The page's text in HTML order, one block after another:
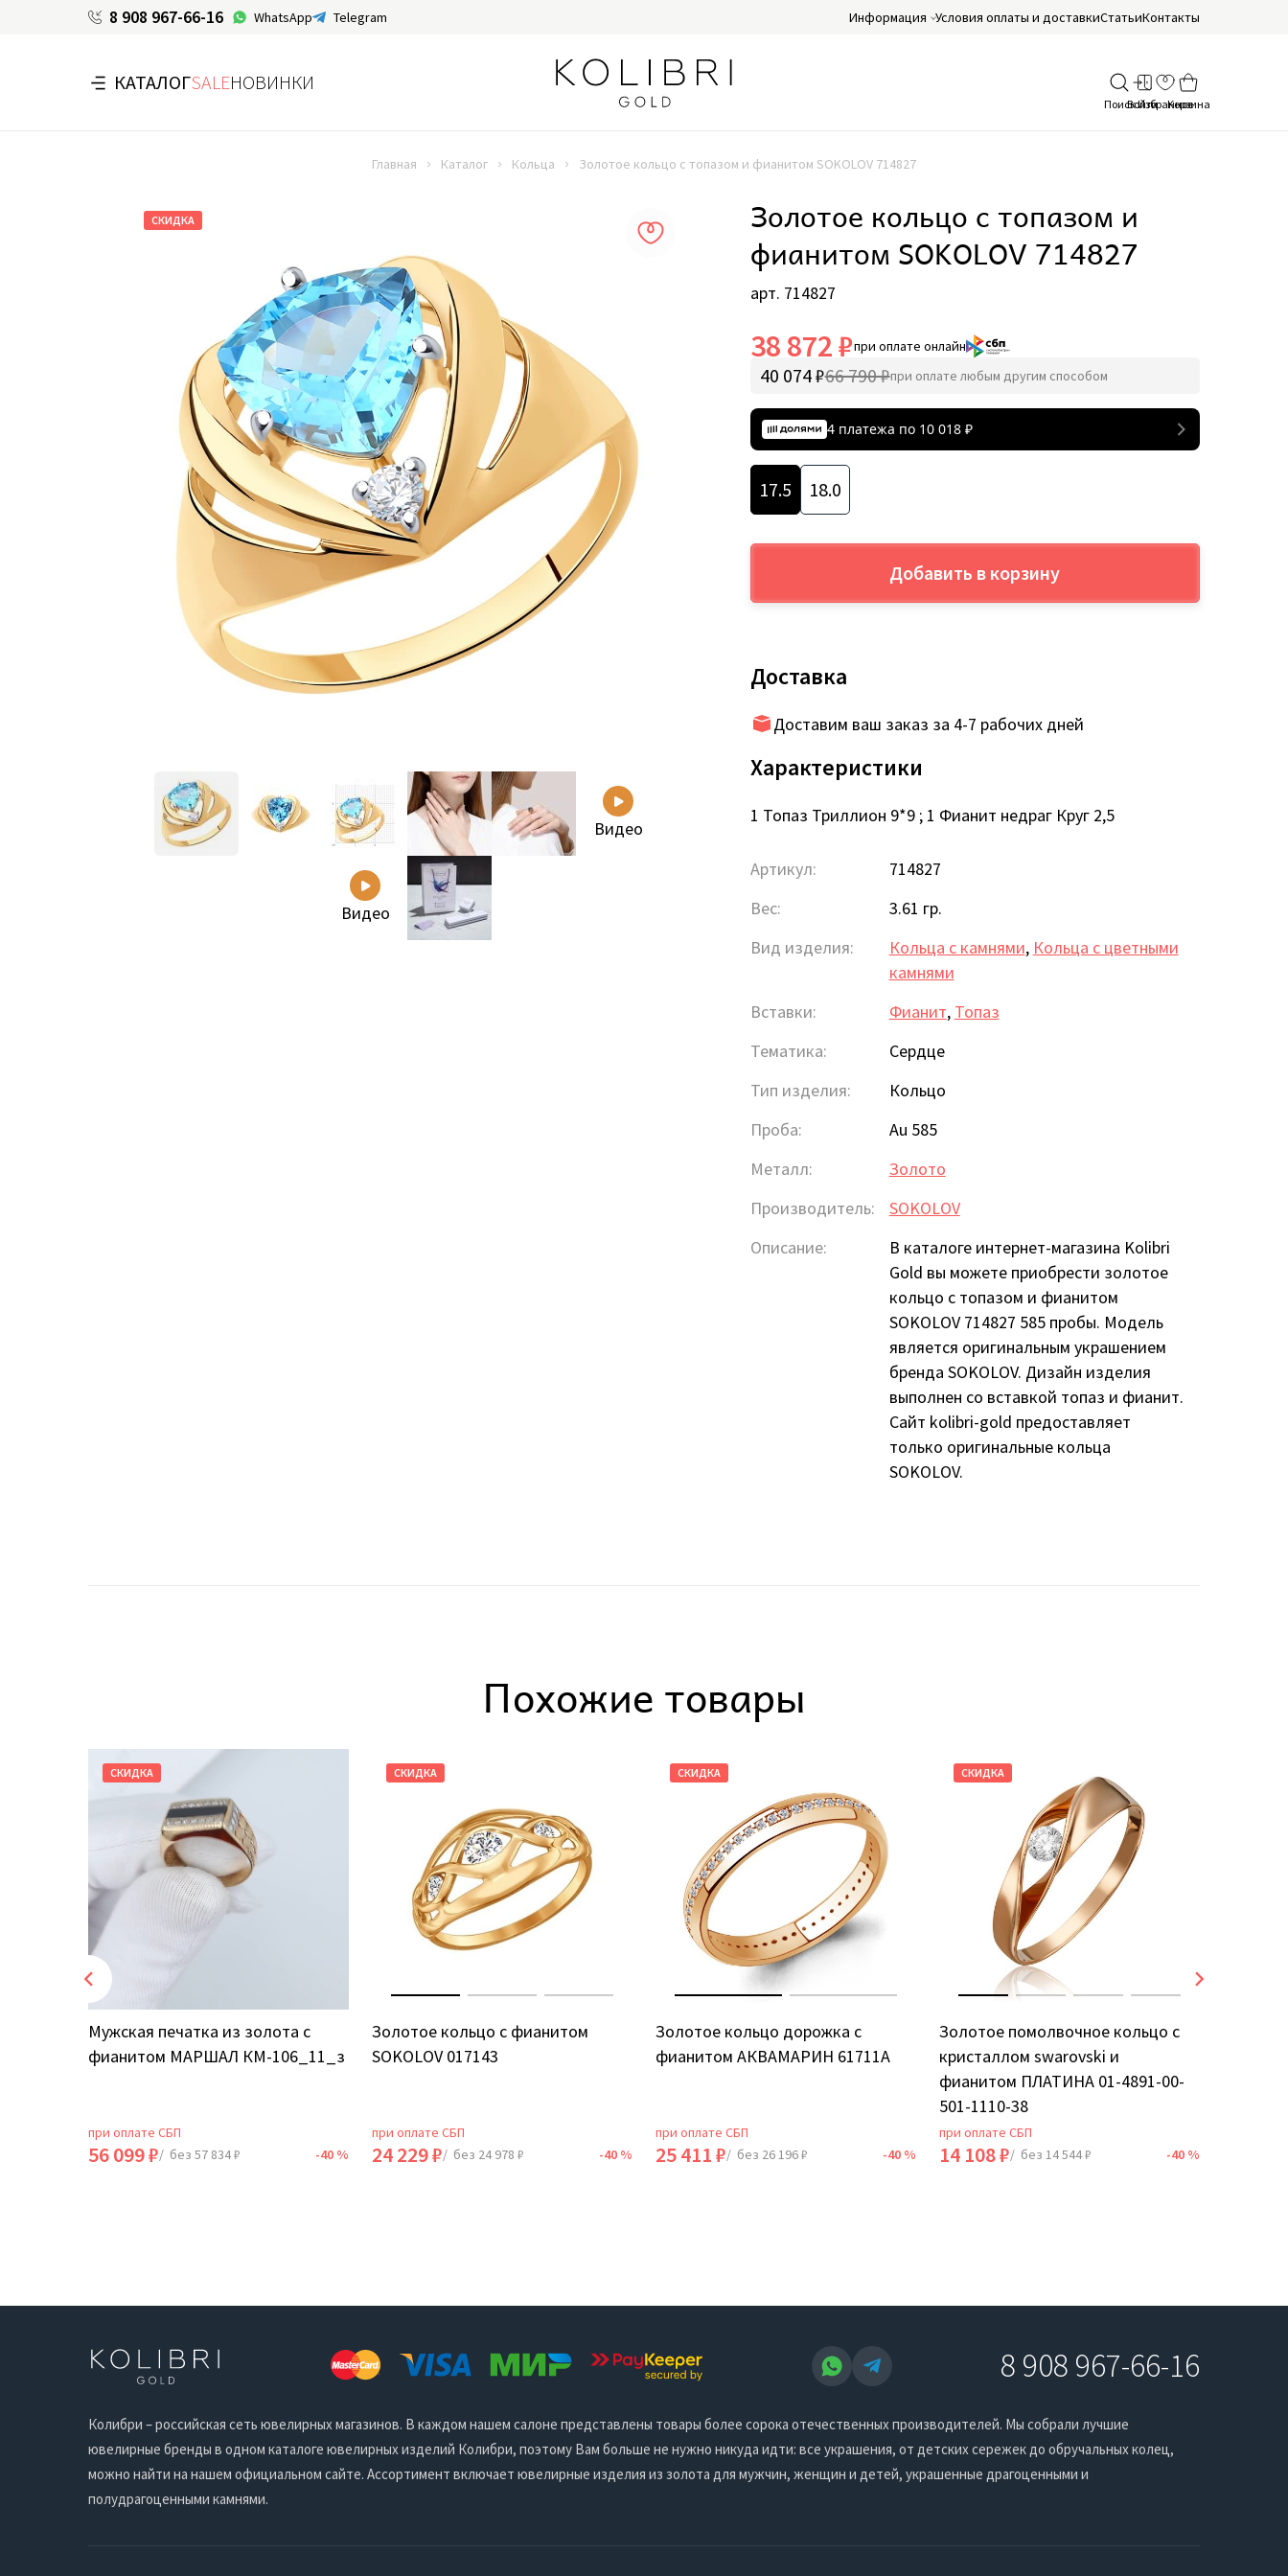
8 908 967-66-16 WhatsApp Telegram Информация Условия оплаты и доставкиСтатьиКонтакты
КАТАЛОГSALEНОВИНКИ
Главная Каталог Кольца Золотое кольцо с топазом и фианитом SOKOLOV 714827
СКИДКА
Видео
Видео
Золотое кольцо с топазом и
фианитом SOKOLOV 714827
арт. 714827
38 872 ₽при оплате онлайн
40 074 ₽66 790 ₽при оплате любым другим способом
4 платежа по 10 018₽
17.5 18.0
Добавить в корзину
Доставка
Доставим ваш заказ за 4-7 рабочих дней
Характеристики
1 Топаз Триллион 9*9 ; 1 Фианит недраг Круг 2,5
Артикул:
714827
Вес:
3.61 гр.
Вид изделия:
Кольца с камнями, Кольца с цветными
камнями
Вставки:
Фианит, Топаз
Тематика:
Сердце
Тип изделия:
Кольцо
Проба:
Au 585
Металл:
Золото
Производитель:
SOKOLOV
Описание:
В каталоге интернет-магазина Kolibri
Gold вы можете приобрести золотое
кольцо с топазом и фианитом
SOKOLOV 714827 585 пробы. Модель
является оригинальным украшением
бренда SOKOLOV. Дизайн изделия
выполнен со вставкой топаз и фианит.
Сайт kolibri-gold предоставляет
только оригинальные кольца
SOKOLOV.
Похожие товары
СКИДКА
Мужская печатка из золота с
фианитом МАРШАЛ КМ-106_11_з
при оплате СБП
56 099 ₽/ без 57 834 ₽ -40 %
СКИДКА
Золотое кольцо с фианитом
SOKOLOV 017143
при оплате СБП
24 229 ₽/ без 24 978 ₽ -40 %
СКИДКА
Золотое кольцо дорожка с
фианитом АКВАМАРИН 61711А
при оплате СБП
25 411 ₽/ без 26 196 ₽ -40 %
СКИДКА
Золотое помолвочное кольцо с
кристаллом swarovski и
фианитом ПЛАТИНА 01-4891-00-
501-1110-38
при оплате СБП
14 108 ₽/ без 14 544 ₽ -40 %
8 908 967-66-16
Колибри – российская сеть ювелирных магазинов. В каждом нашем салоне представлены товары более сорока отечественных производителей. Мы собрали лучшие
ювелирные бренды в одном каталоге ювелирных изделий Колибри, поэтому Вам больше не нужно никуда идти: все украшения, от детских сережек до обручальных колец,
можно найти на нашем официальном сайте. Ассортимент включает ювелирные изделия из золота для мужчин, женщин и детей, украшенные драгоценными и
полудрагоценными камнями.